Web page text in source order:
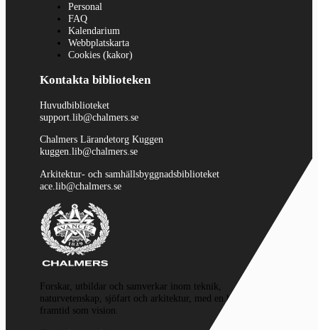
Personal
FAQ
Kalendarium
Webbplatskarta
Cookies (kakor)
Kontakta biblioteken
Huvudbiblioteket
support.lib@chalmers.se
Chalmers Lärandetorg Kuggen
kuggen.lib@chalmers.se
Arkitektur- och samhällsbyggnadsbiblioteket
ace.lib@chalmers.se
Forskar, utbildar och samverkar inom teknik,
naturvetenskap, sjöfart och arkitektur, med en hållbar
framtid som vision.